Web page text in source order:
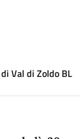
Val di Zoldo BL